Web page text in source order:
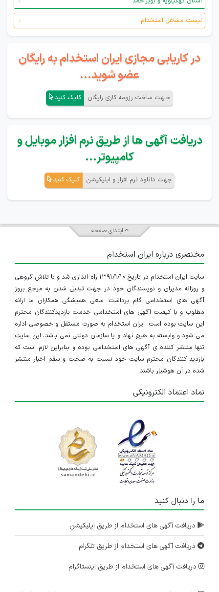
لیست مشاغل استخدام
در کاریابی مجازی ایران استخدام به رایگان
عضو شوید...
جـهت ساخت رزومه کاری رایگان کلیک کنید
دریافت آگهی ها از طریق نرم افزار موبایل و
کامپیوتر...
جهت دانلود نرم افزار و اپلیکیشن کلیک کنید
ابتدای صفحه
مختصری درباره ایران استخدام
سایت ایران استخدام در تاریخ ۱۳۹۱/۱/۱۰ راه اندازی شد و با تلاش گروهی
و روزانه مدیران و نویسندگان خود در جهت تبدیل شدن به مرجع بروز
آگهی های استخدامی گام برداشت. سعی همیشگی همکاران ما ارائه
مطلوب و با کیفیت آگهی های استخدامی خدمت بازدیدکنندگان محترم
این سایت بوده است. ایران استخدام به صورت مستقل و خصوصی اداره
می شود و وابسته به هیچ نهاد و یا سازمان دولتی نمی باشد، این سایت
تنها منتشر کننده ی آگهی های استخدامی بوده و بنابراین لازم است که
بازدید کنندگان محترم سایت خود نسبت به صحت و سقم اخبار منتشر
شده در آن هوشیار باشند.
نماد اعتماد الکترونیکی
ما را دنبال کنید
دریافت آگهی های استخدام از طریق اپلیکیشن
دریافت آگهی های استخدام از طریق تلگرام
دریافت آگهی های استخدام از طریق اینستاگرام